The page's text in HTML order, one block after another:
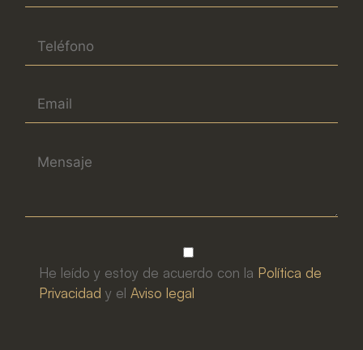
He leído y estoy de acuerdo con la Política de
Privacidad y el Aviso legal